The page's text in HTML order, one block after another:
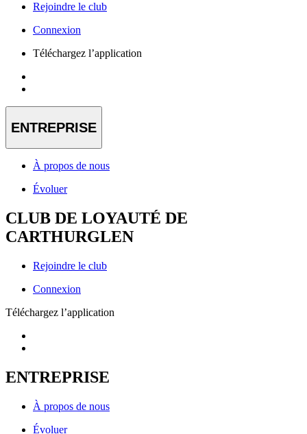
Rejoindre le club
Connexion
Téléchargez l’application
ENTREPRISE
À propos de nous
Évoluer
CLUB DE LOYAUTÉ DE
CARTHURGLEN
Rejoindre le club
Connexion
Téléchargez l’application
ENTREPRISE
À propos de nous
Évoluer